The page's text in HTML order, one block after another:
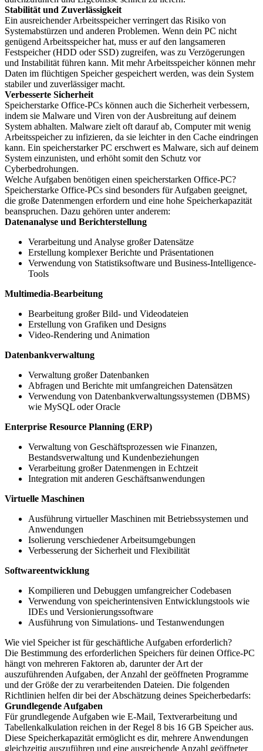
Stabilität und Zuverlässigkeit
Ein ausreichender Arbeitsspeicher verringert das Risiko von
Systemabstürzen und anderen Problemen. Wenn dein PC nicht
genügend Arbeitsspeicher hat, muss er auf den langsameren
Festspeicher (HDD oder SSD) zugreifen, was zu Verzögerungen
und Instabilität führen kann. Mit mehr Arbeitsspeicher können mehr
Daten im flüchtigen Speicher gespeichert werden, was dein System
stabiler und zuverlässiger macht.
Verbesserte Sicherheit
Speicherstarke Office-PCs können auch die Sicherheit verbessern,
indem sie Malware und Viren von der Ausbreitung auf deinem
System abhalten. Malware zielt oft darauf ab, Computer mit wenig
Arbeitsspeicher zu infizieren, da sie leichter in den Cache eindringen
kann. Ein speicherstarker PC erschwert es Malware, sich auf deinem
System einzunisten, und erhöht somit den Schutz vor
Cyberbedrohungen.
Welche Aufgaben benötigen einen speicherstarken Office-PC?
Speicherstarke Office-PCs sind besonders für Aufgaben geeignet,
die große Datenmengen erfordern und eine hohe Speicherkapazität
beanspruchen. Dazu gehören unter anderem:
Datenanalyse und Berichterstellung
Verarbeitung und Analyse großer Datensätze
Erstellung komplexer Berichte und Präsentationen
Verwendung von Statistiksoftware und Business-Intelligence-
Tools
Multimedia-Bearbeitung
Bearbeitung großer Bild- und Videodateien
Erstellung von Grafiken und Designs
Video-Rendering und Animation
Datenbankverwaltung
Verwaltung großer Datenbanken
Abfragen und Berichte mit umfangreichen Datensätzen
Verwendung von Datenbankverwaltungssystemen (DBMS)
wie MySQL oder Oracle
Enterprise Resource Planning (ERP)
Verwaltung von Geschäftsprozessen wie Finanzen,
Bestandsverwaltung und Kundenbeziehungen
Verarbeitung großer Datenmengen in Echtzeit
Integration mit anderen Geschäftsanwendungen
Virtuelle Maschinen
Ausführung virtueller Maschinen mit Betriebssystemen und
Anwendungen
Isolierung verschiedener Arbeitsumgebungen
Verbesserung der Sicherheit und Flexibilität
Softwareentwicklung
Kompilieren und Debuggen umfangreicher Codebasen
Verwendung von speicherintensiven Entwicklungstools wie
IDEs und Versionierungssoftware
Ausführung von Simulations- und Testanwendungen
Wie viel Speicher ist für geschäftliche Aufgaben erforderlich?
Die Bestimmung des erforderlichen Speichers für deinen Office-PC
hängt von mehreren Faktoren ab, darunter der Art der
auszuführenden Aufgaben, der Anzahl der geöffneten Programme
und der Größe der zu verarbeitenden Dateien. Die folgenden
Richtlinien helfen dir bei der Abschätzung deines Speicherbedarfs:
Grundlegende Aufgaben
Für grundlegende Aufgaben wie E-Mail, Textverarbeitung und
Tabellenkalkulation reichen in der Regel 8 bis 16 GB Speicher aus.
Diese Speicherkapazität ermöglicht es dir, mehrere Anwendungen
gleichzeitig auszuführen und eine ausreichende Anzahl geöffneter